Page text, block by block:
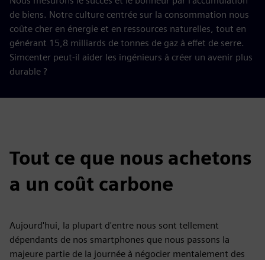
de biens. Notre culture centrée sur la consommation nous
coûte cher en énergie et en ressources naturelles, tout en
générant 15,8 milliards de tonnes de gaz à effet de serre.
Simcenter peut-il aider les ingénieurs à créer un avenir plus
durable ?
Tout ce que nous achetons
a un coût carbone
Aujourd'hui, la plupart d'entre nous sont tellement
dépendants de nos smartphones que nous passons la
majeure partie de la journée à négocier mentalement des